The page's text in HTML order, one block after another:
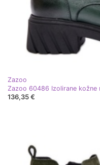
Zazoo
Zazoo 60486 Izolirane kožne
136,35 €